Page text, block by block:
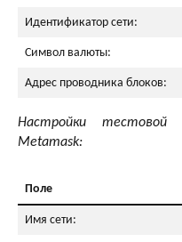
Идентификатор сети:
Символ валюты:
Адрес проводника блоков:
Настройки
Metamask:
Поле
Имя сети: